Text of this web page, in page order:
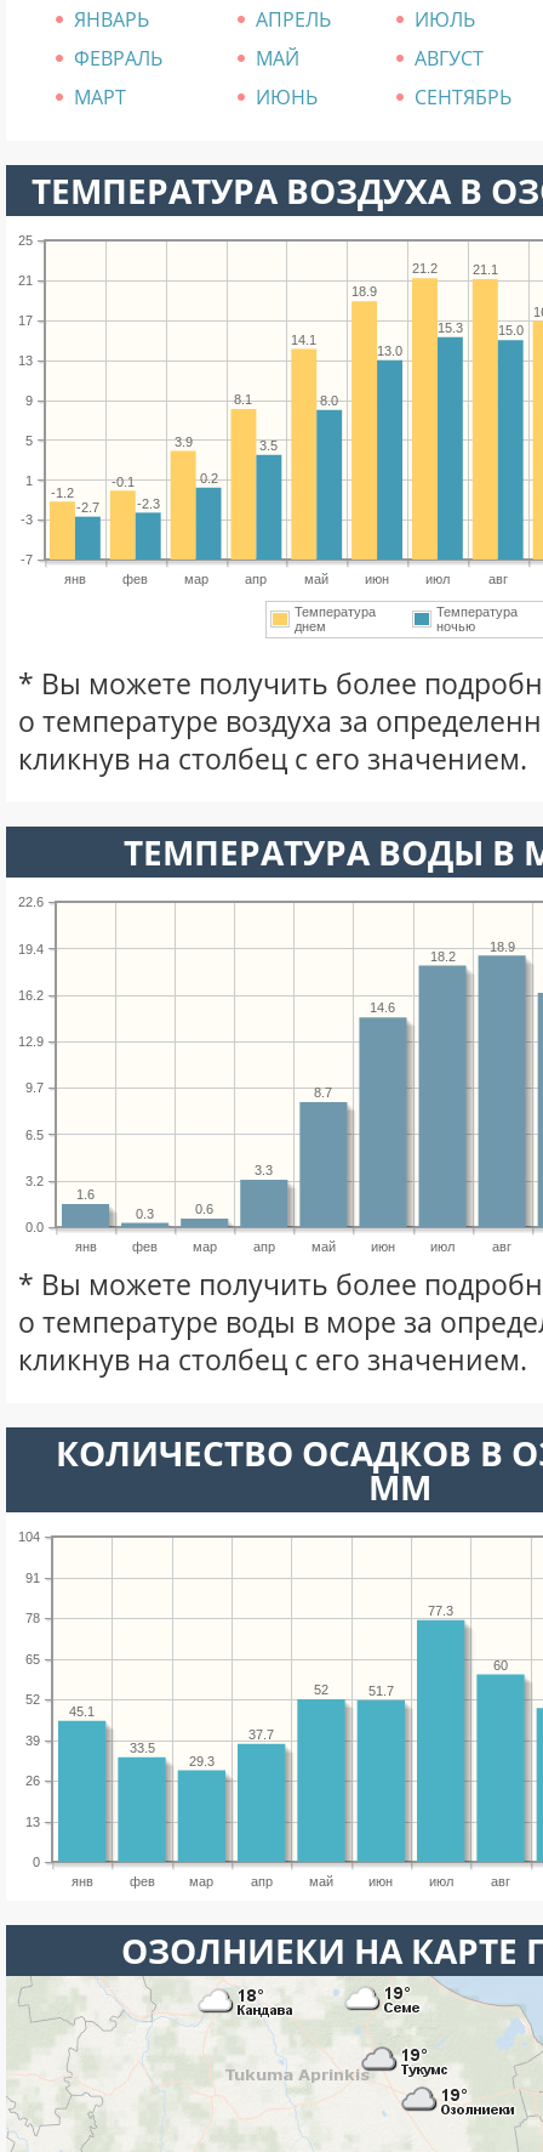
ЯНВАРЬ АПРЕЛЬ
ИЮЛЬ
ФЕВРАЛЬ
МАЙ
АВГУСТ
МАРТ
ИЮНЬ СЕНТЯБРЬ
ТЕМПЕРАТУРА ВОЗДУХА В
янв фев мар апр май июн июл авг
-7
-3
1
5
9
13
17
21
25
21.1
21.2
18.9
14.1
8.1
3.9
-0.1
-1.2
15.0
15.3
13.0
8.0
3.5
0.2
-2.3
-2.7
Температура
днем
Температура
ночью
* Вы можете получить более
о температуре воздуха за
кликнув на столбец с его значением.
ТЕМПЕРАТУРА ВОДЫ В
янв фев мар апр май июн июл авг
0.0
3.2
6.5
9.7
12.9
16.2
19.4
22.6
18.9
18.2
14.6
8.7
3.3
0.6
0.3
1.6
* Вы можете получить более
о температуре воды в море за
кликнув на столбец с его значением.
КОЛИЧЕСТВО ОСАДКОВ В
ММ
янв фев мар апр май июн июл авг
0
13
26
39
52
65
78
91
104
60
77.3
51.7
52
37.7
29.3
33.5
45.1
ОЗОЛНИЕКИ НА КАРТЕ